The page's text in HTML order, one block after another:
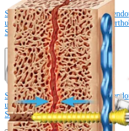
SchulterKnieEllenbogen
und SprunggelenkTraumaHüfte
SurgeryWirbelsäule
Produkt
SchulterKnieEllenbogen
und SprunggelenkHüfteOrthobiologie
SurgeryBildgebung & Resektion